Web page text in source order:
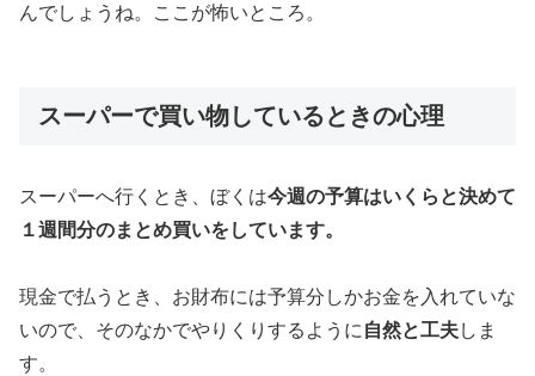
んでしょうね。ここが怖いところ。
スーパーで買い物しているときの心理
スーパーへ行くとき、ぼくは今週の予算はいくらと決めて
１週間分のまとめ買いをしています。
現金で払うとき、お財布には予算分しかお金を入れていな
いので、そのなかでやりくりするように 自然と工夫しま
す。